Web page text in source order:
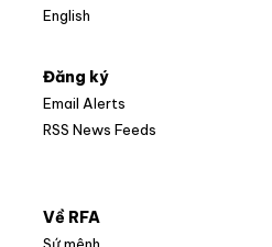
English
Đăng ký
Email Alerts
RSS News Feeds
Về RFA